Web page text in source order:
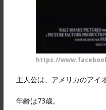
https://
主人公は、アメリカのアイ
年齢は73歳。